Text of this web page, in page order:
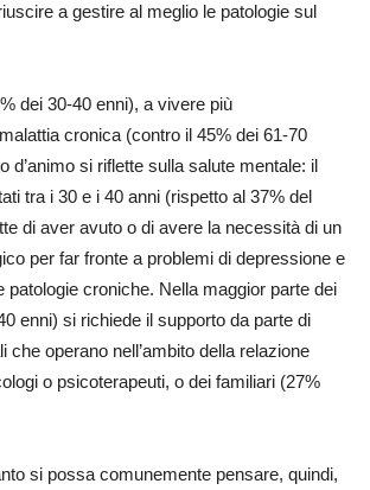
a gestire al meglio le patologie sul
dei 30-40 enni), a vivere più
cronica (contro il 45% dei 61-70
d’animo si riflette sulla salute mentale: il
tra i 30 e i 40 anni (rispetto al 37% del
di aver avuto o di avere la necessità di un
per far fronte a problemi di depressione e
patologie croniche. Nella maggior parte dei
enni) si richiede il supporto da parte di
che operano nell’ambito della relazione
o psicoterapeuti, o dei familiari (27%
si possa comunemente pensare, quindi,